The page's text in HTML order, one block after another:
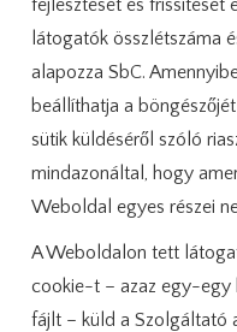
fejlesztését és frissítését
látogatók összlétszáma
alapozza SbC.
beállíthatja a
sütik küldéséről szóló
mindazonáltal, hogy
Weboldal egyes részei
A Weboldalon tett
cookie-t – azaz egy-egy
fájlt – küld a Szolgáltató